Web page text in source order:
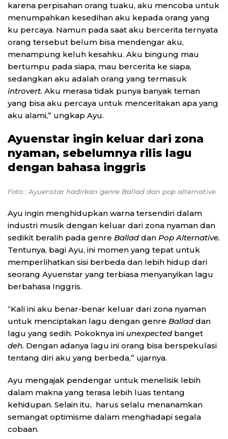
karena perpisahan orang tuaku, aku mencoba untuk
menumpahkan kesedihan aku kepada orang yang
ku percaya. Namun pada saat aku bercerita ternyata
orang tersebut belum bisa mendengar aku,
menampung keluh kesahku. Aku bingung mau
bertumpu pada siapa, mau bercerita ke siapa,
sedangkan aku adalah orang yang termasuk
introvert. Aku merasa tidak punya banyak teman
yang bisa aku percaya untuk menceritakan apa yang
aku alami,” ungkap Ayu.
Ayuenstar ingin keluar dari zona
nyaman, sebelumnya rilis lagu
dengan bahasa inggris
Foto : Ayuenstar hadirkan genre Ballad dan pop alternative
Ayu ingin menghidupkan warna tersendiri dalam
industri musik dengan keluar dari zona nyaman dan
sedikit beralih pada genre Balladdan Pop Alternative.
Tentunya, bagi Ayu, ini momen yang tepat untuk
memperlihatkan sisi berbeda dan lebih hidup dari
seorang Ayuenstar yang terbiasa menyanyikan lagu
berbahasa Inggris.
“Kali ini aku benar-benar keluar dari zona nyaman
untuk menciptakan lagu dengan genre Balladdan
lagu yang sedih. Pokoknya ini unexpectedbanget
deh. Dengan adanya lagu ini orang bisa berspekulasi
tentang diri aku yang berbeda,” ujarnya.
Ayu mengajak pendengar untuk menelisik lebih
dalam makna yang terasa lebih luas tentang
kehidupan. Selain itu, harus selalu menanamkan
semangat optimisme dalam menghadapi segala
cobaan.